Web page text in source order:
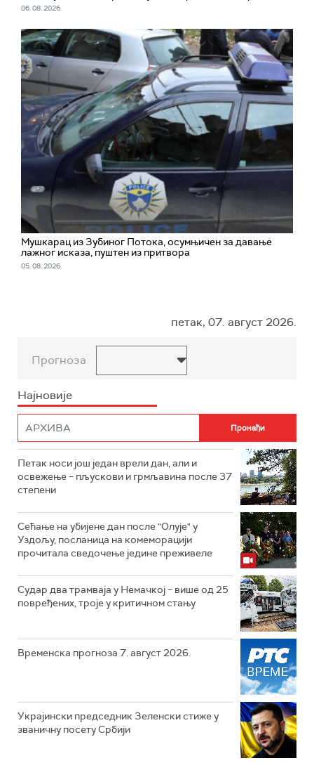
06. 08. 2026.
Мушкарац из Зубиног Потока, осумњичен за давање
лажног исказа, пуштен из притвора
05. 08. 2026.
петак, 07. август 2026.
Прогноза
Најновије
Петак носи још један врели дан, али и
освежење – пљускови и грмљавина после 37
степени
Сећање на убијене дан после "Олује" у
Уздољу, посланица на комеморацији
прочитала сведочење једине преживеле
Судар два трамваја у Немачкој – више од 25
повређених, троје у критичном стању
Временска прогноза 7. август 2026.
Украјински председник Зеленски стиже у
званичну посету Србији